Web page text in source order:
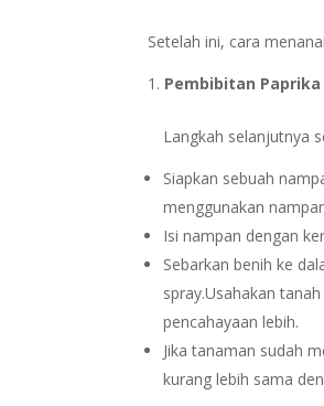
Setelah ini, cara
Pembibitan Paprika
Langkah selanjutnya
Siapkan sebuah
menggunakan
Isi nampan dengan
Sebarkan benih ke
spray.Usahakan
pencahayaan lebih.
Jika tanaman sudah
kurang lebih sama